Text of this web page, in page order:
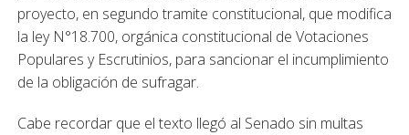
proyecto, en segundo tramite constitucional, que modifica
la ley N°18.700, orgánica constitucional de Votaciones
Populares y Escrutinios, para sancionar el incumplimiento
de la obligación de sufragar.
Cabe recordar que el texto llegó al Senado sin multas